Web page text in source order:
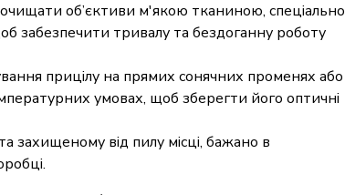
об’єктиви м'якою тканиною, спеціально
забезпечити тривалу та бездоганну роботу
прицілу на прямих сонячних променях або
умовах, щоб зберегти його оптичні
захищеному від пилу місці, бажано в